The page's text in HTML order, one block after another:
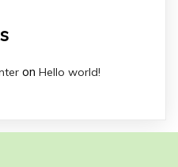
on Hello world!